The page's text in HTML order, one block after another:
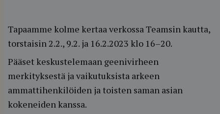
Tapaamme kolme kertaa verkossa Teamsin kautta,
torstaisin 2.2., 9.2. ja 16.2.2023 klo 16–20.
Pääset keskustelemaan geenivirheen
merkityksestä ja vaikutuksista arkeen
ammattihenkilöiden ja toisten saman asian
kokeneiden kanssa.